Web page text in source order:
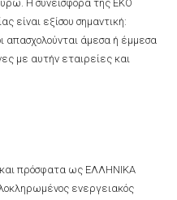
Η συνεισφορά της ΕΚΟ
είναι εξίσου σημαντική:
απασχολούνται άμεσα ή έμμεσα
με αυτήν εταιρείες και
και πρόσφατα ως ΕΛΛΗΝΙΚΑ
ενεργειακός